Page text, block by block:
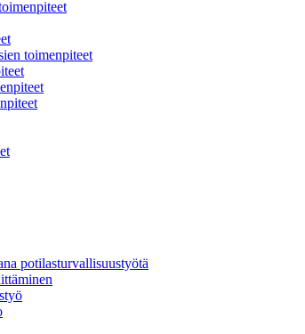
toimenpiteet
potilasturvallisuustyötä